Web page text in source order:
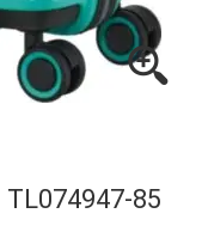
85